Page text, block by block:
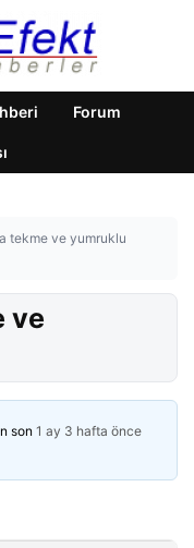
Forum
tekme ve yumruklu
ve
son 1 ay 3 hafta önce